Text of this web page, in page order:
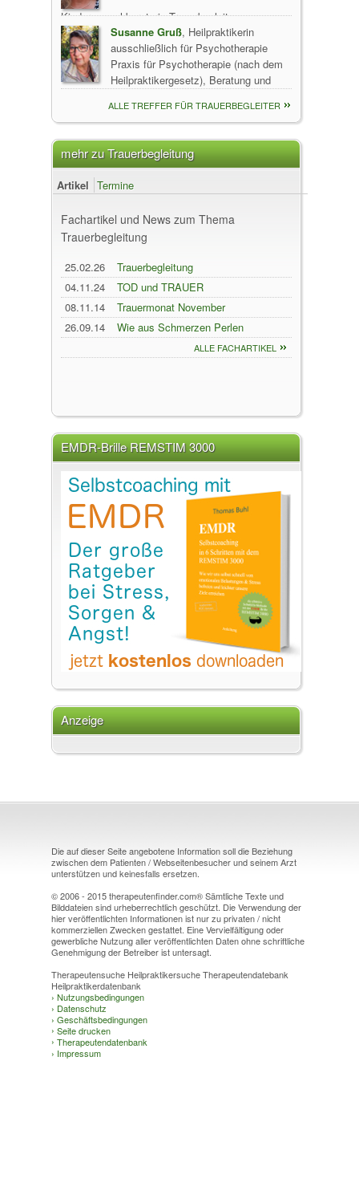
Kinderwunschberaterin,Trauerbegleitung,
Traumatherapeutin Kinderwunschberatung,
Stressbewältigung bei Kinderwunsch und Hilfe
nach Fehlgeburt und Totgeburt -, 13353 Berlin
Susanne Gruß, Heilpraktikerin
ausschließlich für Psychotherapie
Praxis für Psychotherapie (nach dem
Heilpraktikergesetz), Beratung und
ALLE TREFFER FÜR TRAUERBEGLEITER
mehr zu Trauerbegleitung
Artikel Termine
Fachartikel und News zum Thema
Trauerbegleitung
25.02.26
Trauerbegleitung
04.11.24
TOD und TRAUER
08.11.14
Trauermonat November
26.09.14
Wie aus Schmerzen Perlen
werden- mein TrostbuchALLE FACHARTIKEL
EMDR-Brille REMSTIM 3000
Anzeige
Die auf dieser Seite angebotene Information soll die Beziehung
zwischen dem Patienten / Webseitenbesucher und seinem Arzt
unterstützen und keinesfalls ersetzen.
© 2006 - 2015 therapeutenfinder.com® Sämtliche Texte und
Bilddateien sind urheberrechtlich geschützt. Die Verwendung der
hier veröffentlichten Informationen ist nur zu privaten / nicht
kommerziellen Zwecken gestattet. Eine Vervielfältigung oder
gewerbliche Nutzung aller veröffentlichten Daten ohne schriftliche
Genehmigung der Betreiber ist untersagt.
Therapeutensuche Heilpraktikersuche Therapeutendatebank
Heilpraktikerdatenbank
› Nutzungsbedingungen
› Datenschutz
› Geschäftsbedingungen
› Seite drucken
› Therapeutendatenbank
› Impressum